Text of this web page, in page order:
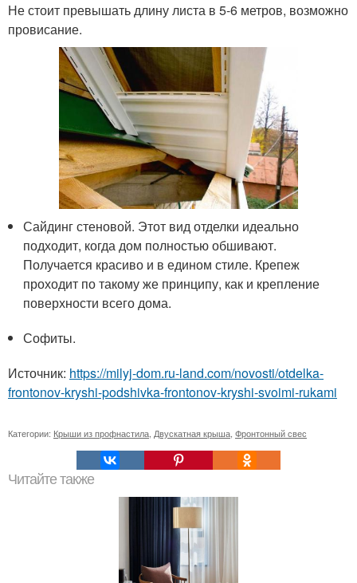
Не стоит превышать длину листа в 5-6 метров, возможно
провисание.
Сайдинг стеновой. Этот вид отделки идеально
подходит, когда дом полностью обшивают.
Получается красиво и в едином стиле. Крепеж
проходит по такому же принципу, как и крепление
поверхности всего дома.
Софиты.
Источник: https://milyj-dom.ru-land.com/novosti/otdelka-
frontonov-kryshi-podshivka-frontonov-kryshi-svoimi-rukami
Категории: Крыши из профнастила Двускатная крыша Фронтонный свес
Читайте также